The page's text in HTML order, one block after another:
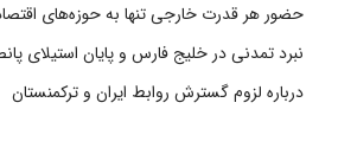
حضور هر قدرت خارجی تنها به حوزه‌های
نبرد تمدنی در خلیج فارس و پایان استیلای
درباره لزوم گسترش روابط ایران و ترکمنستان